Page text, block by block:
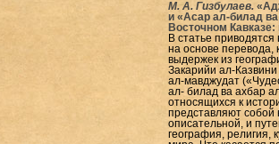
М. А. Гизбулаев.
и «Асар ал-билад ва
Восточном
В статье
на основе перевода,
выдержек из
Закарийи ал-Казвини
ал-мавджудат
ал- билад ва ахбар
относящихся к
представляют собой
описательной, и
география, религия,